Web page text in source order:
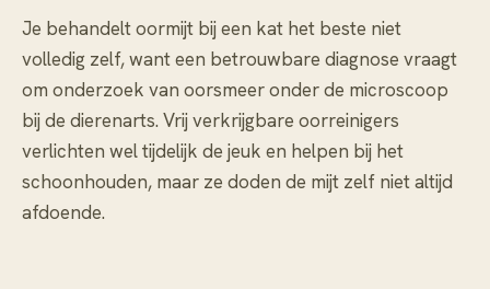
Je behandelt oormijt bij een kat het beste niet
volledig zelf, want een betrouwbare diagnose vraagt
om onderzoek van oorsmeer onder de microscoop
bij de dierenarts. Vrij verkrijgbare oorreinigers
verlichten wel tijdelijk de jeuk en helpen bij het
schoonhouden, maar ze doden de mijt zelf niet altijd
afdoende.